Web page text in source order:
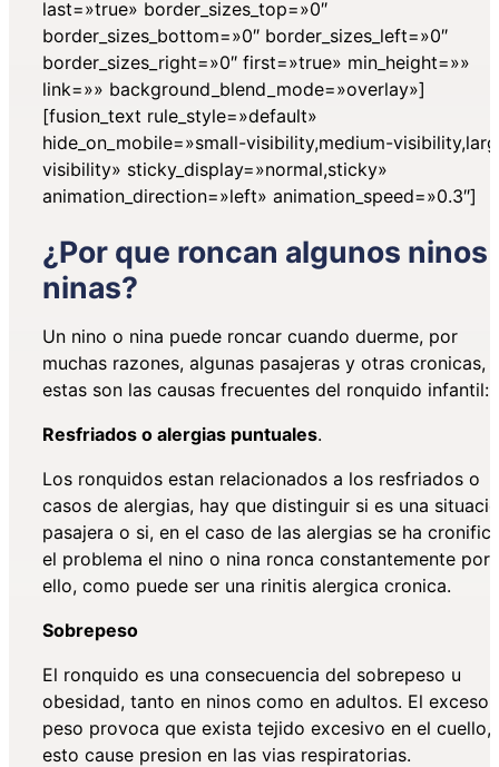
last=»true» border_sizes_top=»0″
border_sizes_bottom=»0″ border_sizes_left=»0″
border_sizes_right=»0″ first=»true» min_height=»»
link=»» background_blend_mode=»overlay»]
[fusion_text rule_style=»default»
hide_on_mobile=»small-visibility,medium-
visibility» sticky_display=»normal,sticky»
animation_direction=»left» animation_speed=»0.3″]
¿Por que roncan algunos ninos
ninas?
Un nino o nina puede roncar cuando duerme, por
muchas razones, algunas pasajeras y otras cronicas,
estas son las causas frecuentes del ronquido infantil:
Resfriados o alergias puntuales.
Los ronquidos estan relacionados a los resfriados o
casos de alergias, hay que distinguir si es una
pasajera o si, en el caso de las alergias se ha
el problema el nino o nina ronca constantemente por
ello, como puede ser una rinitis alergica cronica.
Sobrepeso
El ronquido es una consecuencia del sobrepeso u
obesidad, tanto en ninos como en adultos. El exceso
peso provoca que exista tejido excesivo en el cuello,
esto cause presion en las vias respiratorias.